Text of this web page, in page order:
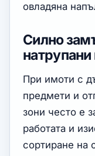
овладяна
Силно
При имоти с
предмети и
зони често е
работата и
сортиране на